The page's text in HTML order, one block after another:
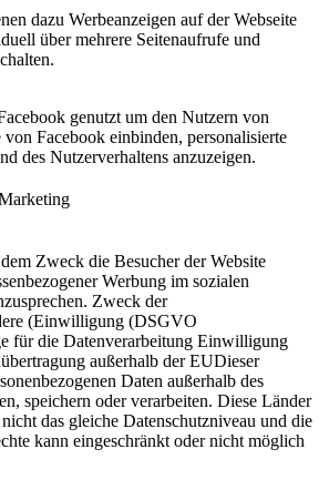
dazu Werbeanzeigen auf der Webseite
über mehrere Seitenaufrufe und
genutzt um den Nutzern von
Facebook einbinden, personalisierte
des Nutzerverhaltens anzuzeigen.
Zweck die Besucher der Website
Werbung im sozialen
Zweck der
(Einwilligung (DSGVO
für die Datenverarbeitung Einwilligung
außerhalb der EUDieser
Daten außerhalb des
speichern oder verarbeiten. Diese Länder
das gleiche Datenschutzniveau und die
kann eingeschränkt oder nicht möglich